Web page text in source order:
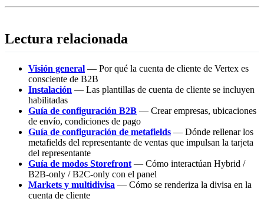
Lectura relacionada
Visión general — Por qué la cuenta de cliente de Vertex es
consciente de B2B
Instalación — Las plantillas de cuenta de cliente se incluyen
habilitadas
Guía de configuración B2B — Crear empresas, ubicaciones
de envío, condiciones de pago
Guía de configuración de metafields — Dónde rellenar los
metafields del representante de ventas que impulsan la tarjeta
del representante
Guía de modos Storefront— Cómo interactúan Hybrid /
B2B-only / B2C-only con el panel
Markets y multidivisa — Cómo se renderiza la divisa en la
cuenta de cliente